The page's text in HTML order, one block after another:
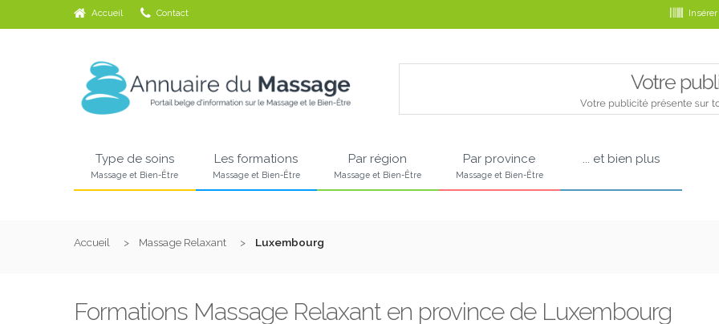
Accueil Contact
Type de soins
Massage et Bien-Être
Les formations
Massage et Bien-Être
Par région
Massage et Bien-Être
Par province
Massage et Bien-Être
... et bien plus
Accueil Massage Relaxant Luxembourg
Formations Massage Relaxant en province de Luxembourg